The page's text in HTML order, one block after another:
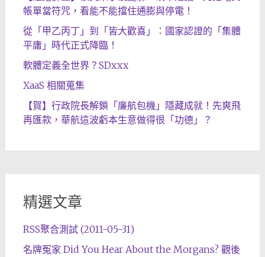
帳單當符咒，看能不能擋住通膨與停電！
從「甲乙丙丁」到「皆大歡喜」：國家認證的「集體
平庸」時代正式降臨！
軟體定義全世界？SDxxx
XaaS 相關蒐集
【賀】行政院長解鎖「廉航包機」隱藏成就！先爽飛
再匯款，華航這波虧本生意做得很「功德」？
精選文章
RSS聚合測試 (2011-05-31)
名牌冤家 Did You Hear About the Morgans? 觀後